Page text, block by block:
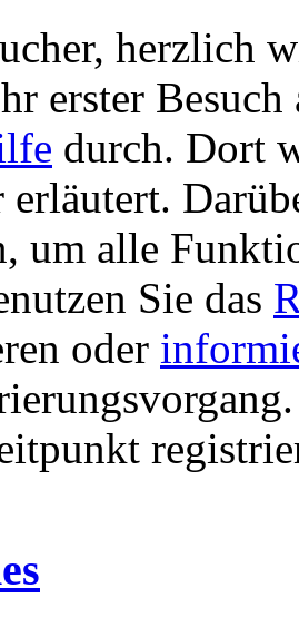
herzlich
erster
durch. Dort
erläutert.
um alle
Sie das
oder